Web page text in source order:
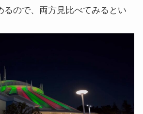
るので、両方見比べてみるとい